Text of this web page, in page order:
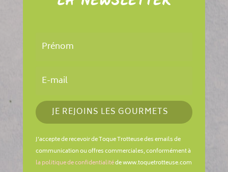
JE REJOINS LES GOURMETS
J'accepte de recevoir de Toque Trotteuse des emails de
communication ou offres commerciales, conformément à
la politique de confidentialitéde www.toquetrotteuse.com